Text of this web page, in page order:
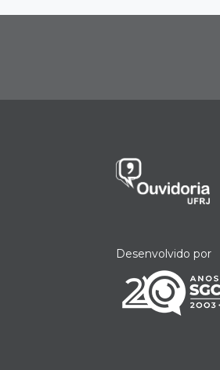
Desenvolvido por